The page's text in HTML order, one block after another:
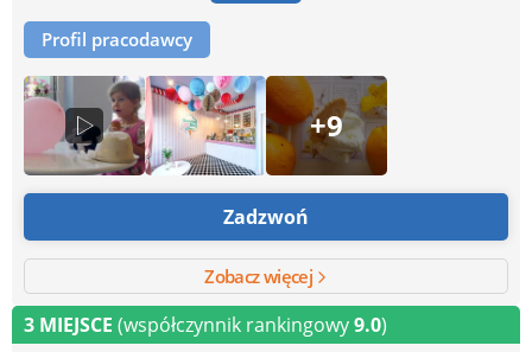
Profil pracodawcy
+9
Zadzwoń
Zobacz więcej
3 MIEJSCE (współczynnik rankingowy9.0)